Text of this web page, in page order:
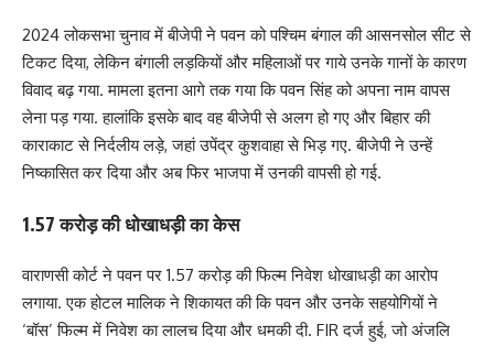
2024 लोकसभा चुनाव में बीजेपी ने पवन को पश्चिम बंगाल की आसनसोल सीट से
टिकट दिया, लेकिन बंगाली लड़कियों और महिलाओं पर गाये उनके गानों के कारण
विवाद बढ़ गया. मामला इतना आगे तक गया कि पवन सिंह को अपना नाम वापस
लेना पड़ गया. हालांकि इसके बाद वह बीजेपी से अलग हो गए और बिहार की
काराकाट से निर्दलीय लड़े, जहां उपेंद्र कुशवाहा से भिड़ गए. बीजेपी ने उन्हें
निष्कासित कर दिया और अब फिर भाजपा में उनकी वापसी हो गई.
1.57 करोड़ की धोखाधड़ी का केस
वाराणसी कोर्ट ने पवन पर 1.57 करोड़ की फिल्म निवेश धोखाधड़ी का आरोप
लगाया. एक होटल मालिक ने शिकायत की कि पवन और उनके सहयोगियों ने
‘बॉस’ फिल्म में निवेश का लालच दिया और धमकी दी. FIR दर्ज हुई, जो अंजलि